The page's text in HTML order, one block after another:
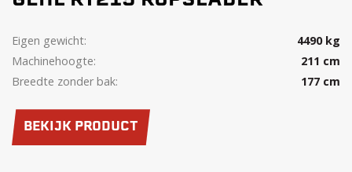
Eigen gewicht:
4490 kg
Machinehoogte:
211 cm
Breedte zonder bak:
177 cm
BEKIJK PRODUCT